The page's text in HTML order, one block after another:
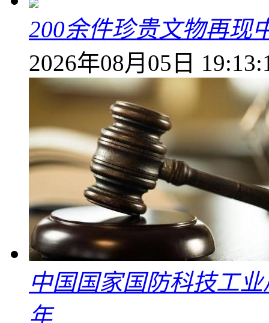
200余件珍贵文物再现
2026年08月05日
中国国家国防科技工
年